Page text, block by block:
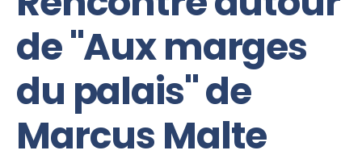
de "Aux marges
du palais" de
Marcus Malte